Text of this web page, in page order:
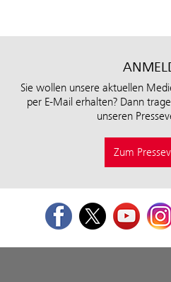
Sie wollen unsere aktuellen
per E-Mail erhalten? Dann
unseren
Zum
FacebookTwitterYoutube